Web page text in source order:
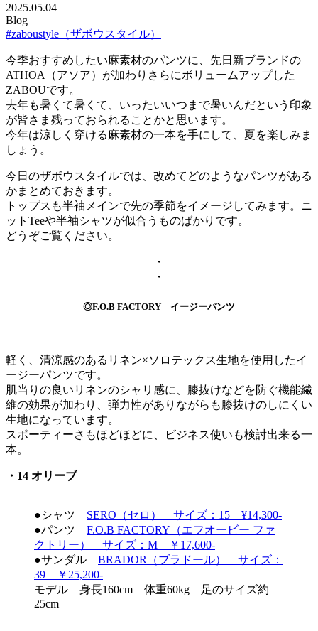
2025.05.04
Blog
#zaboustyle（ザボウスタイル）
今季おすすめしたい麻素材のパンツに、先日新ブランドの
ATHOA（アソア）が加わりさらにボリュームアップした
ZABOUです。
去年も暑くて暑くて、いったいいつまで暑いんだという印象
が皆さま残っておられることかと思います。
今年は涼しく穿ける麻素材の一本を手にして、夏を楽しみま
しょう。
今日のザボウスタイルでは、改めてどのようなパンツがある
かまとめておきます。
トップスも半袖メインで先の季節をイメージしてみます。ニ
ットTeeや半袖シャツが似合うものばかりです。
どうぞご覧ください。
・
・
◎F.O.B FACTORY イージーパンツ
軽く、清涼感のあるリネン×ソロテックス生地を使用したイ
ージーパンツです。
肌当りの良いリネンのシャリ感に、膝抜けなどを防ぐ機能繊
維の効果が加わり、弾力性がありながらも膝抜けのしにくい
生地になっています。
スポーティーさもほどほどに、ビジネス使いも検討出来る一
本。
・14 オリーブ
●シャツ SERO（セロ） サイズ：15 ¥14,300-
●パンツ F.O.B FACTORY（エフオービー ファ
クトリー） サイズ：M ￥17,600-
●サンダル BRADOR（ブラドール） サイズ：
39 ￥25,200-
モデル 身長160cm 体重60kg 足のサイズ約
25cm